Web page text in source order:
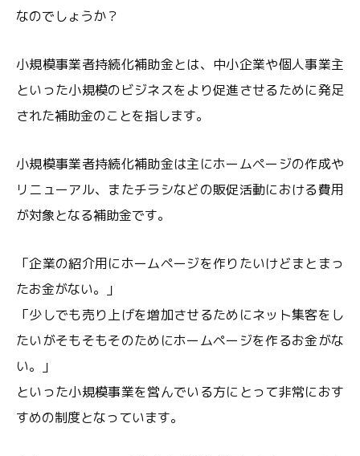
なのでしょうか？
小規模事業者持続化補助金とは、中小企業や個人事業主
といった小規模のビジネスをより促進させるために発足
された補助金のことを指します。
小規模事業者持続化補助金は主にホームページの作成や
リニューアル、またチラシなどの販促活動における費用
が対象となる補助金です。
「企業の紹介用にホームページを作りたいけどまとまっ
たお金がない。」
「少しでも売り上げを増加させるためにネット集客をし
たいがそもそもそのためにホームページを作るお金がな
い。」
といった小規模事業を営んでいる方にとって非常におす
すめの制度となっています。